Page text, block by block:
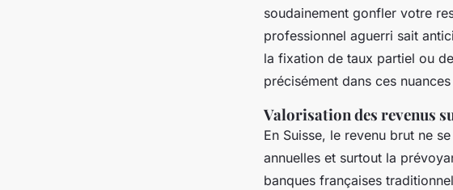
soudainement gonfler votre
professionnel aguerri sait
la fixation de taux partiel ou
précisément dans ces
Valorisation des revenus
En Suisse, le revenu brut ne
annuelles et surtout la
banques françaises